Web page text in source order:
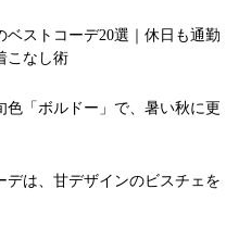
ベストコーデ20選｜休日も通勤
こなし術
色「ボルドー」で、暑い秋に更
デは、甘デザインのビスチェを